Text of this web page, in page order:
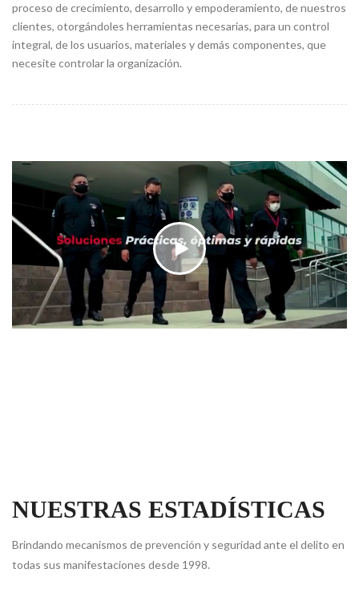
proceso de crecimiento, desarrollo y empoderamiento, de nuestros
clientes, otorgándoles herramientas necesarias, para un control
integral, de los usuarios, materiales y demás componentes, que
necesite controlar la organización.
NUESTRAS ESTADÍSTICAS
Brindando mecanismos de prevención y seguridad ante el delito en
todas sus manifestaciones desde 1998.